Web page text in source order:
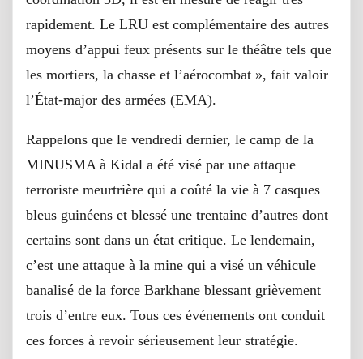
rapidement. Le LRU est complémentaire des autres
moyens d’appui feux présents sur le théâtre tels que
les mortiers, la chasse et l’aérocombat », fait valoir
l’État-major des armées (EMA).
Rappelons que le vendredi dernier, le camp de la
MINUSMA à Kidal a été visé par une attaque
terroriste meurtrière qui a coûté la vie à 7 casques
bleus guinéens et blessé une trentaine d’autres dont
certains sont dans un état critique. Le lendemain,
c’est une attaque à la mine qui a visé un véhicule
banalisé de la force Barkhane blessant grièvement
trois d’entre eux. Tous ces événements ont conduit
ces forces à revoir sérieusement leur stratégie.